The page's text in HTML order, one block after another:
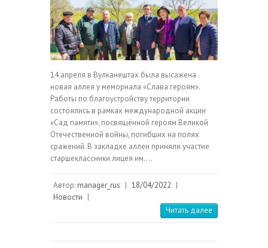
14 апреля в Вулканештах была высажена
новая аллея у мемориала «Слава героям».
Работы по благоустройству территории
состоялись в рамках международной акции
«Сад памяти», посвящённой героям Великой
Отечественной войны, погибших на полях
сражений. В закладке аллеи приняли участие
старшеклассники лицея им.…
Автор: manager_rus | 18/04/2022 |
Новости |
Читать далее